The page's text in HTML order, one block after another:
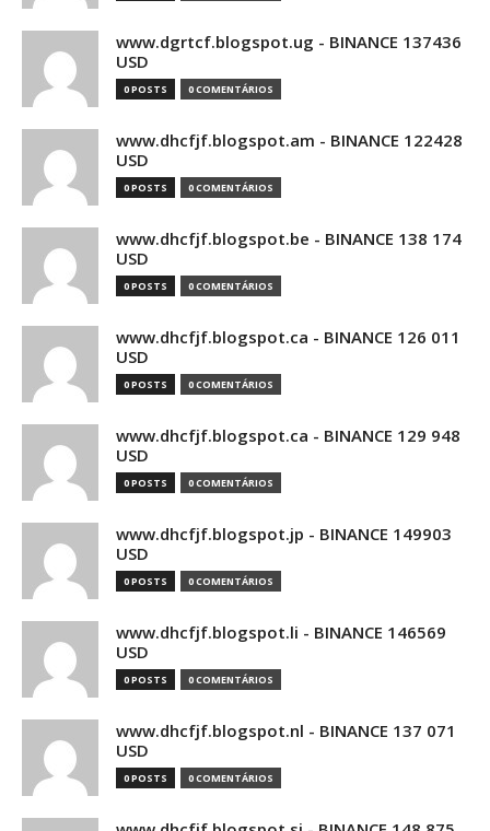
www.dgrtcf.blogspot.ug - BINANCE 137436
USD
0 POSTS 0 COMENTÁRIOS
www.dhcfjf.blogspot.am - BINANCE 122428
USD
0 POSTS 0 COMENTÁRIOS
www.dhcfjf.blogspot.be - BINANCE 138 174
USD
0 POSTS 0 COMENTÁRIOS
www.dhcfjf.blogspot.ca - BINANCE 126 011
USD
0 POSTS 0 COMENTÁRIOS
www.dhcfjf.blogspot.ca - BINANCE 129 948
USD
0 POSTS 0 COMENTÁRIOS
www.dhcfjf.blogspot.jp - BINANCE 149903
USD
0 POSTS 0 COMENTÁRIOS
www.dhcfjf.blogspot.li - BINANCE 146569
USD
0 POSTS 0 COMENTÁRIOS
www.dhcfjf.blogspot.nl - BINANCE 137 071
USD
0 POSTS 0 COMENTÁRIOS